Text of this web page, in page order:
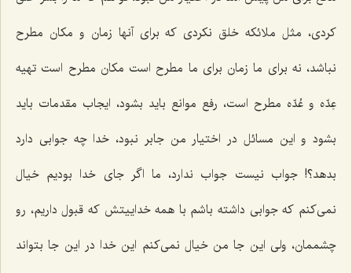
کردی، مثل ملائکه خلق نکردی که برای آنها زمان و مکان مطرح
نباشد، نه برای ما زمان برای ما مطرح است مکان مطرح است تهیه
عِدّه و عُدّه مطرح است، رفع موانع باید بشود، ایجاب مقدمات باید
بشود و این مسائل در اختیار من جابر نبود، خدا چه جوابی دارد
بدهد؟! جواب نیست جواب ندارد، ما اگر جای‌ خدا بودیم خیال
نمی‌کنم که جوابی داشته باشم با همه خداییتش که قبول داریم، رو
چشممان، ولی این جا من خیال نمی‌کنم این خدا در این جا بتواند